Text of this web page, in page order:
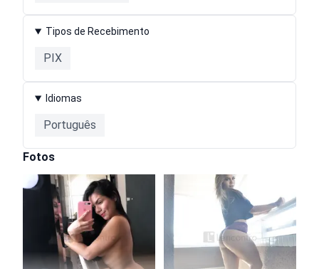
Tipos de Recebimento
PIX
Idiomas
Português
Fotos